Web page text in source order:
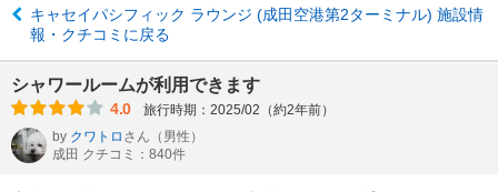
キャセイパシフィック ラウンジ (成田空港第2ターミナル) 施設情
報・クチコミに戻る
シャワールームが利用できます
4.0
旅行時期：2025/02（約2年前）
by クワトロ さん （男性）
成田 クチコミ：840件